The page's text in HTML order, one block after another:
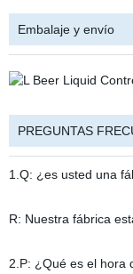
Embalaje y envío
PREGUNTAS
1.Q: ¿es usted una
R: Nuestra fábrica
2.P: ¿Qué es el hora